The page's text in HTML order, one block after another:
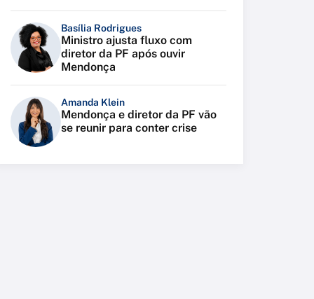
Basília Rodrigues
Ministro ajusta fluxo com
diretor da PF após ouvir
Mendonça
Amanda Klein
Mendonça e diretor da PF vão
se reunir para conter crise